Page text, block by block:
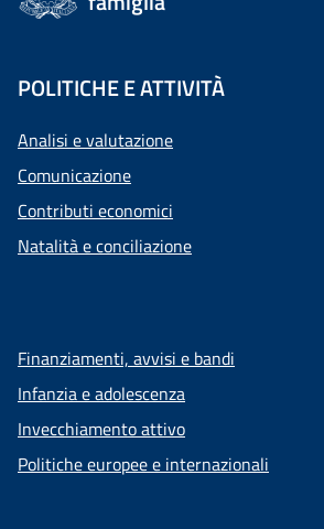
POLITICHE E ATTIVITÀ
Analisi e valutazione
Comunicazione
Contributi economici
Natalità e conciliazione
Finanziamenti, avvisi e bandi
Infanzia e adolescenza
Invecchiamento attivo
Politiche europee e internazionali